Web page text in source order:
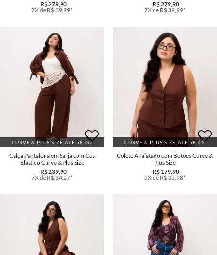
R$ 279,90
7X de R$ 39,99*
R$ 279,90
7X de R$ 39,99*
CURVE & PLUS SIZE-ATÉ 58|G2
Calça Pantalona em Sarja com Cós
Elástico Curve & Plus Size
R$ 239,90
7X de R$ 34,27*
CURVE & PLUS SIZE-ATÉ 58|G2
Colete Alfaiatado com Botões Curve &
Plus Size
R$ 179,90
5X de R$ 35,98*